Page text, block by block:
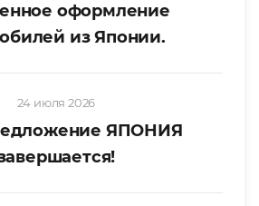
оформление
из Японии.
24 июля 2026
ЯПОНИЯ